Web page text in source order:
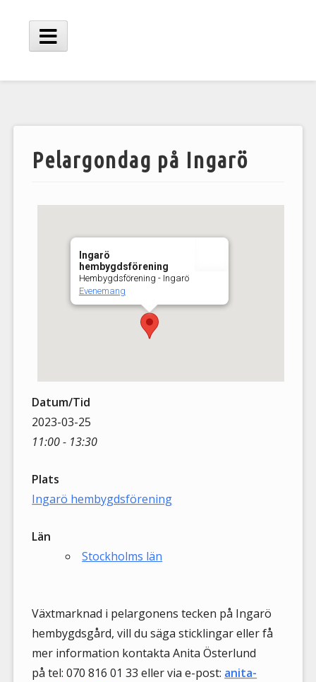
innehåll
Huvudmeny
Pelargondag på Ingarö
Ingarö
hembygdsförening
Hembygdsförening - Ingarö
Evenemang
Datum/Tid
2023-03-25
11:00 - 13:30
Plats
Ingarö hembygdsförening
Län
Stockholms län
Växtmarknad i pelargonens tecken på Ingarö
hembygdsgård, vill du säga sticklingar eller få
mer information kontaktaAnita Österlund
påtel: 070 816 01 33 eller via e-post: anita-